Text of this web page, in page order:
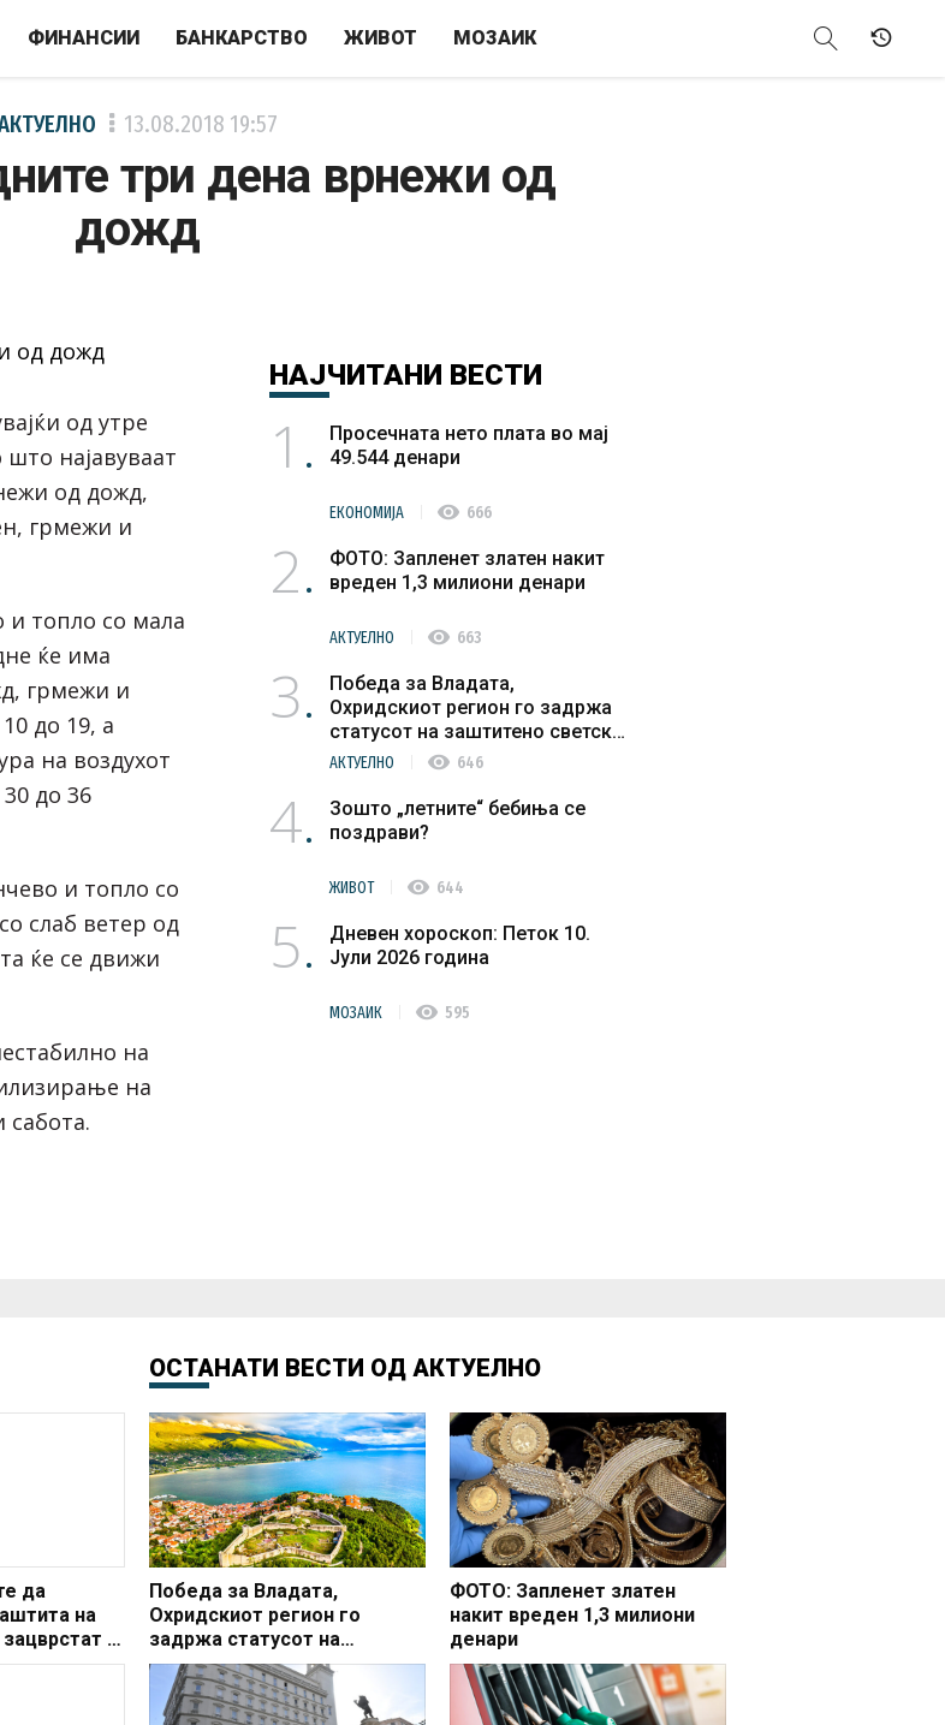
ФИНАНСИИ БАНКАРСТВО ЖИВОТ МОЗАИК
13.08.2018 19:57
три дена врнежи од
дожд
од утре
најавуваат
од дожд,
грмежи и
и топло со мала
ќе има
грмежи и
до 19, а
на воздухот
до 36
и топло со
слаб ветер од
ќе се движи
на
на
сабота.
НАЈЧИТАНИ ВЕСТИ
1
Просечната нето плата во мај
49.544 денари
ЕКОНОМИЈА visibility 666
2
ФОТО: Запленет златен накит
вреден 1,3 милиони денари
АКТУЕЛНО visibility 663
3
Победа за Владата,
Охридскиот регион го задржа
статусот на заштитено светско
културно наследство
АКТУЕЛНО visibility 646
4
Зошто „летните“ бебиња се
поздрави?
ЖИВОТ visibility 644
5
Дневен хороскоп: Петок 10.
Јули 2026 година
МОЗАИК visibility 595
да
на
и
ОСТАНАТИ ВЕСТИ ОД АКТУЕЛНО
Победа за Владата,
Охридскиот регион го
задржа статусот на
заштитено светско културно
наследство
ФОТО: Запленет златен
накит вреден 1,3 милиони
денари